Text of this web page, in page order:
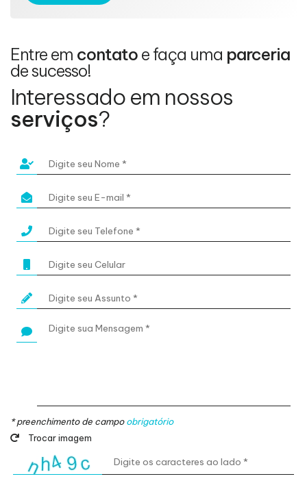
Entre em contato e faça uma parceria
de sucesso!
Interessado em nossos
serviços?
* preenchimento de campoobrigatório
Trocar imagem